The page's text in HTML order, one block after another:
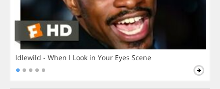
Idlewild - When I Look in Your Eyes Scene